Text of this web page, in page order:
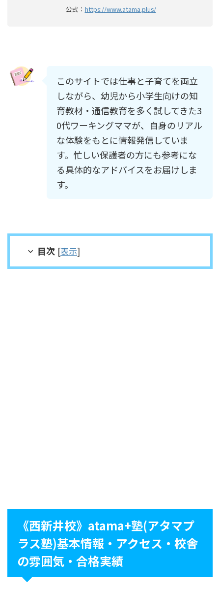
公式： https://www.atama.plus/
このサイトでは仕事と子育てを両立
しながら、幼児から小学生向けの知
育教材・通信教育を多く試してきた3
0代ワーキングママが、自身のリアル
な体験をもとに情報発信していま
す。忙しい保護者の方にも参考にな
る具体的なアドバイスをお届けしま
す。
目次 [表示]
《西新井校》atama+塾(アタマプ
ラス塾)基本情報・アクセス・校舎
の雰囲気・合格実績